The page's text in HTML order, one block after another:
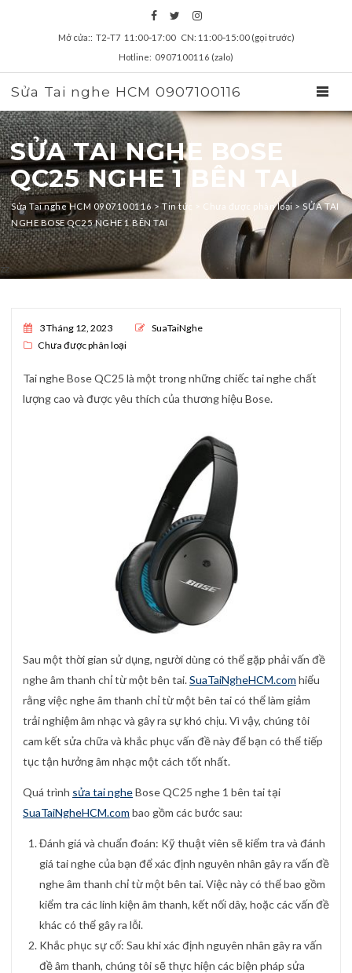
Mở cửa:: T2‑T7 11:00‑17:00 CN: 11:00‑15:00 (gọi trước)
Hotline: 0907100116 (zalo)
Sửa Tai nghe HCM 0907100116
SỬA TAI NGHE BOSE
QC25 NGHE 1 BÊN TAI
Sửa Tai nghe HCM 0907100116>Tin tức Chưa được phân loại >SỬA TAI
NGHE BOSE QC25 NGHE 1 BÊN TAI
zz
Posted on
3 Tháng 12, 2023
SuaTaiNghe
Chưa được phân loại
Tai nghe Bose QC25 là một trong những chiếc tai nghe chất
lượng cao và được yêu thích của thương hiệu Bose.
Sau một thời gian sử dụng, người dùng có thể gặp phải vấn đề
nghe âm thanh chỉ từ một bên tai.SuaTaiNgheHCM.com hiểu
rằng việc nghe âm thanh chỉ từ một bên tai có thể làm giảm
trải nghiệm âm nhạc và gây ra sự khó chịu. Vì vậy, chúng tôi
cam kết sửa chữa và khắc phục vấn đề này để bạn có thể tiếp
tục tận hưởng âm nhạc một cách tốt nhất.
Quá trình sửa tai ngheBose QC25 nghe 1 bên tai tại
SuaTaiNgheHCM.com bao gồm các bước sau:
Đánh giá và chuẩn đoán: Kỹ thuật viên sẽ kiểm tra và đánh
giá tai nghe của bạn để xác định nguyên nhân gây ra vấn đề
nghe âm thanh chỉ từ một bên tai. Việc này có thể bao gồm
kiểm tra các linh kiện âm thanh, kết nối dây, hoặc các vấn đề
khác có thể gây ra lỗi.
Khắc phục sự cố: Sau khi xác định nguyên nhân gây ra vấn
đề âm thanh, chúng tôi sẽ thực hiện các biện pháp sửa